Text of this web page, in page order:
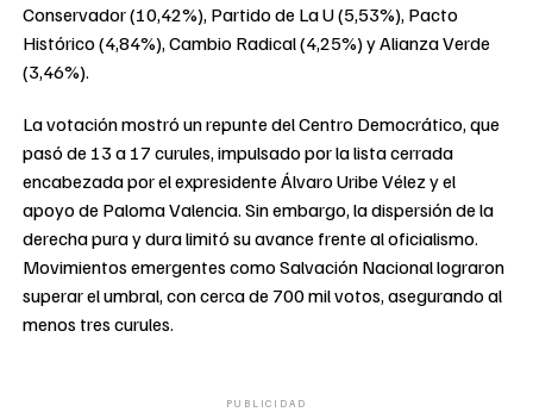
Conservador (10,42%), Partido de La U (5,53%), Pacto
Histórico (4,84%), Cambio Radical (4,25%) y Alianza Verde
(3,46%).
La votación mostró un repunte del Centro Democrático, que
pasó de 13 a 17 curules, impulsado por la lista cerrada
encabezada por el expresidente Álvaro Uribe Vélez y el
apoyo de Paloma Valencia. Sin embargo, la dispersión de la
derecha pura y dura limitó su avance frente al oficialismo.
Movimientos emergentes como Salvación Nacional lograron
superar el umbral, con cerca de 700 mil votos, asegurando al
menos tres curules.
PUBLICIDAD